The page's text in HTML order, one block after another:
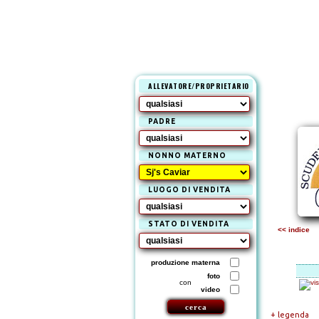
ALLEVATORE/PROPRIETARIO
PADRE
NONNO MATERNO
LUOGO DI VENDITA
STATO DI VENDITA
produzione materna
con
foto
video
<< indice
+ legenda